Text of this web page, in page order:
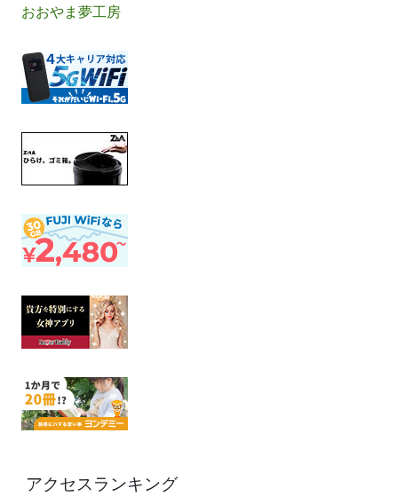
おおやま夢工房
アクセスランキング